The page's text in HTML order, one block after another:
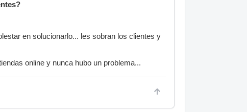
en solucionarlo... les sobran los clientes y
online y nunca hubo un problema...